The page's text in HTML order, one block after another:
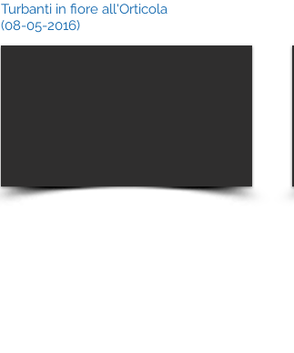
Turbanti in fiore all'Orticola
(08-05-2016)